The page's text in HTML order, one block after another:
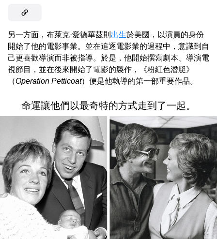
另一方面，布萊克·愛德華茲則 出生於美國，以演員的身份
開始了他的電影事業。並在追逐電影業的過程中，意識到自
己更喜歡導演而非被指導。於是，他開始撰寫劇本、導演電
視節目，並在後來開始了電影的製作，《粉紅色潛艇》
（Operation Petticoat）便是他執導的第一部重要作品。
命運讓他們以最奇特的方式走到了一起。